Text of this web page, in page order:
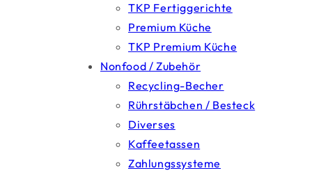
TKP Fertiggerichte
Premium Küche
TKP Premium Küche
Nonfood / Zubehör
Recycling-Becher
Rührstäbchen / Besteck
Diverses
Kaffeetassen
Zahlungssysteme